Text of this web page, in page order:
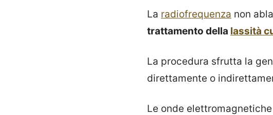
La radiofrequenza non
trattamento della lassità
La procedura sfrutta la
direttamente o
Le onde